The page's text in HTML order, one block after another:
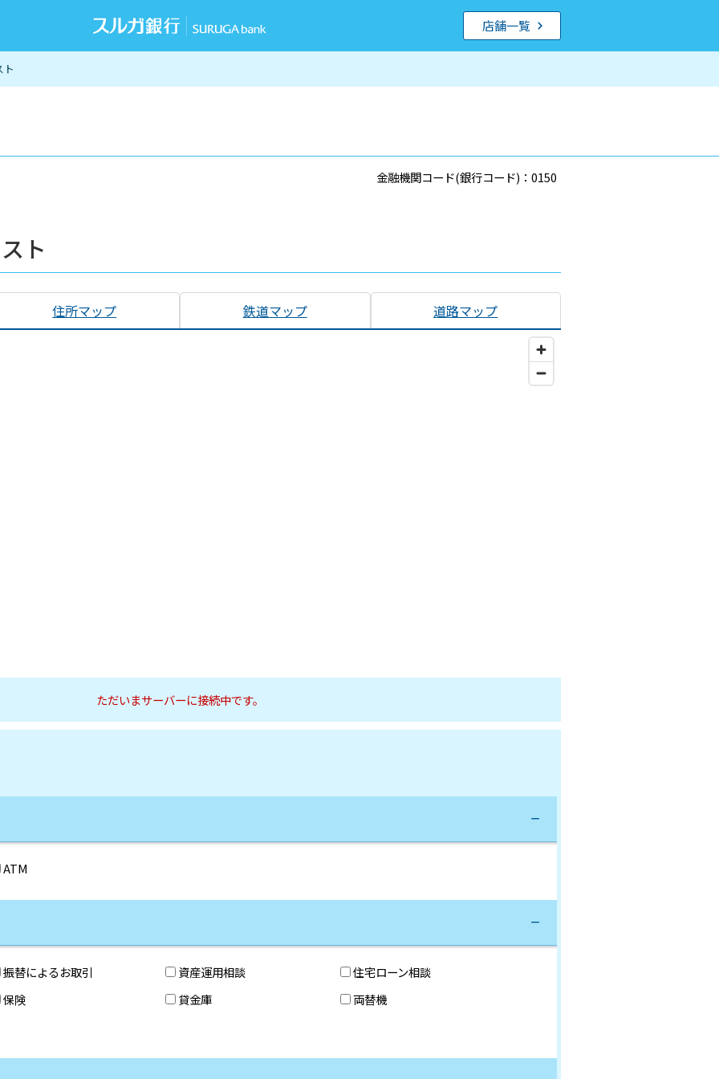
ト
店舗一覧
金融機関コード(銀行コード)：0150
ト
住所マップ 鉄道マップ 道路マップ
ただいまサーバーに接続中です。
ATM
振替によるお取引 資産運用相談
住宅ローン相談
保険 貸金庫
両替機